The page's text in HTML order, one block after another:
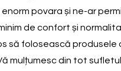
povara și ne-ar
de confort și
să folosească produsele
mulțumesc din tot